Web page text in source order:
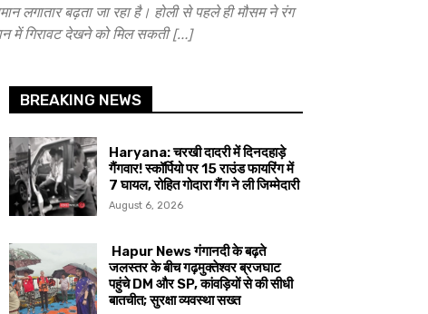
बढ़ता जा रहा है। होली से पहले ही मौसम ने रंग
में गिरावट देखने को मिल सकती […]
BREAKING NEWS
Haryana: चरखी दादरी में दिनदहाड़े
गैंगवार! स्कॉर्पियो पर 15 राउंड फायरिंग में
7 घायल, रोहित गोदारा गैंग ने ली जिम्मेदारी
August 6, 2026
Hapur News गंगानदी के बढ़ते
जलस्तर के बीच गढ़मुक्तेश्वर ब्रजघाट
पहुंचे DM और SP, कांवड़ियों से की सीधी
बातचीत; सुरक्षा व्यवस्था सख्त